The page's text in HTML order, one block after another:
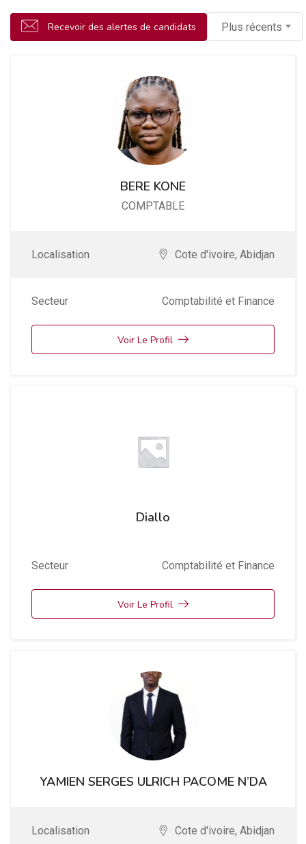
Recevoir des alertes de candidats Plus récents
BERE KONE
COMPTABLE
Localisation Cote d'ivoire, Abidjan
Secteur Comptabilité et Finance
Voir Le Profil
Diallo
Secteur Comptabilité et Finance
Voir Le Profil
YAMIEN SERGES ULRICH PACOME N’DA
Localisation Cote d'ivoire, Abidjan